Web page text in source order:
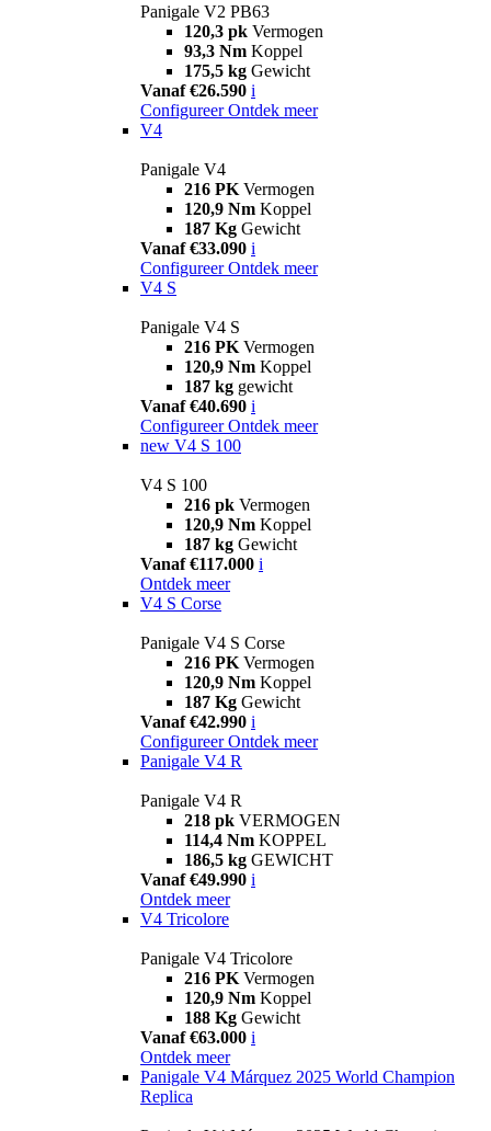
Panigale V2 PB63
120,3 pk Vermogen
93,3 Nm Koppel
175,5 kg Gewicht
Vanaf €26.590 i
Configureer Ontdek meer
V4
Panigale V4
216 PK Vermogen
120,9 Nm Koppel
187 Kg Gewicht
Vanaf €33.090 i
Configureer Ontdek meer
V4 S
Panigale V4 S
216 PK Vermogen
120,9 Nm Koppel
187 kg gewicht
Vanaf €40.690 i
Configureer Ontdek meer
new V4 S 100
V4 S 100
216 pk Vermogen
120,9 Nm Koppel
187 kg Gewicht
Vanaf €117.000 i
Ontdek meer
V4 S Corse
Panigale V4 S Corse
216 PK Vermogen
120,9 Nm Koppel
187 Kg Gewicht
Vanaf €42.990 i
Configureer Ontdek meer
Panigale V4 R
Panigale V4 R
218 pk VERMOGEN
114,4 Nm KOPPEL
186,5 kg GEWICHT
Vanaf €49.990 i
Ontdek meer
V4 Tricolore
Panigale V4 Tricolore
216 PK Vermogen
120,9 Nm Koppel
188 Kg Gewicht
Vanaf €63.000 i
Ontdek meer
Panigale V4 Márquez 2025 World Champion
Replica